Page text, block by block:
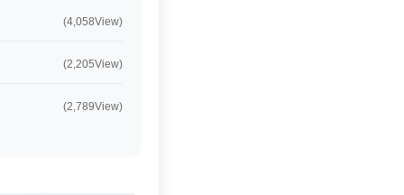
(4,058View)
(2,205View)
(2,789View)